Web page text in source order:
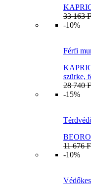
33 163
-10%
Férfi
szürke,
28 740
-15%
11 676
-10%